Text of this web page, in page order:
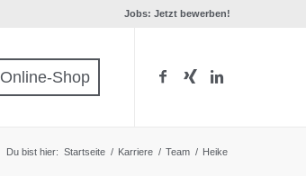
Jobs: Jetzt bewerben!
Online-Shop
Du bist hier: Startseite / Karriere / Team / Heike